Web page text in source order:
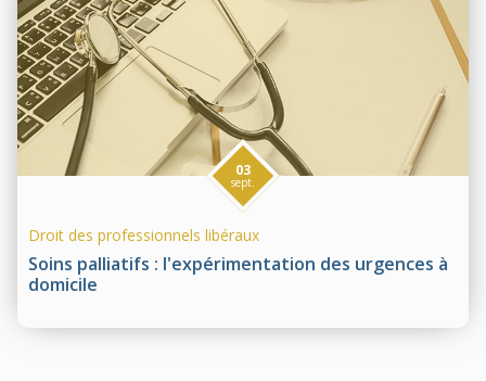
Soins palliatifs : l'expérimentation des urgences à
domicile
03
sept.
Droit des professionnels libéraux